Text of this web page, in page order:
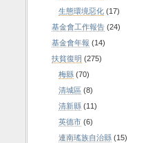
生態環境惡化 (17)
基金會工作報告 (24)
基金會年報 (14)
扶貧復明 (275)
梅縣 (70)
清城區 (8)
清新縣 (11)
英德市 (6)
連南瑤族自治縣 (15)